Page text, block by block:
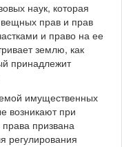
наук, которая
прав и прав
и право на ее
землю, как
принадлежит
имущественных
возникают при
призвана
регулирования